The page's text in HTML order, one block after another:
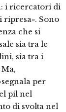
i ricercatori di
Sono
che si
sia tra le
sia tra i
per
pil nel
di svolta nel